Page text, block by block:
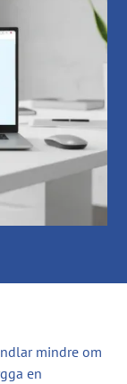
mindre om
en